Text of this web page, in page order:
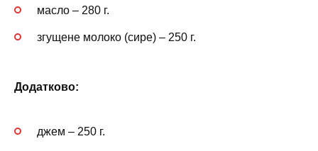
масло – 280 г.
згущене молоко (сире) – 250 г.
Додатково:
джем – 250 г.